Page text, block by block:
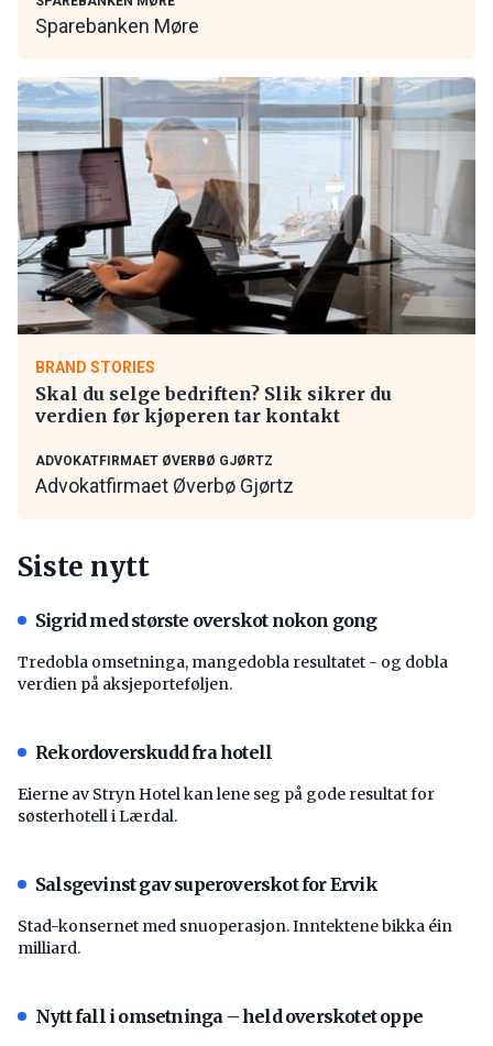
Sparebanken Møre
BRAND STORIES
Skal du selge bedriften? Slik sikrer du
verdien før kjøperen tar kontakt
ADVOKATFIRMAET ØVERBØ GJØRTZ
Advokatfirmaet Øverbø Gjørtz
Siste nytt
Sigrid med største overskot nokon gong
Tredobla omsetninga, mangedobla resultatet - og dobla
verdien på aksjeporteføljen.
Rekordoverskudd fra hotell
Eierne av Stryn Hotel kan lene seg på gode resultat for
søsterhotell i Lærdal.
Salsgevinst gav superoverskot for Ervik
Stad-konsernet med snuoperasjon. Inntektene bikka éin
milliard.
Nytt fall i omsetninga – held overskotet oppe